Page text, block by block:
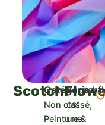
Catégories
Non classé,
Peinture &
est
une